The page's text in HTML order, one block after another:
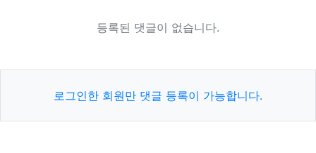
등록된 댓글이 없습니다.
로그인한 회원만 댓글 등록이 가능합니다.